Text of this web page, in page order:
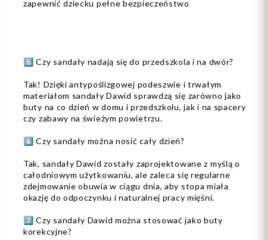
zapewnić dziecku pełne bezpieczeństwo
5️⃣ Czy sandały nadają się do przedszkola i na dwór?
Tak! Dzięki antypoślizgowej podeszwie i trwałym
materiałom sandały Dawid sprawdzą się zarówno jako
buty na co dzień w domu i przedszkolu, jak i na spacery
czy zabawy na świeżym powietrzu.
6️⃣ Czy sandały można nosić cały dzień?
Tak, sandały Dawid zostały zaprojektowane z myślą o
całodniowym użytkowaniu, ale zaleca się regularne
zdejmowanie obuwia w ciągu dnia, aby stopa miała
okazję do odpoczynku i naturalnej pracy mięśni.
7️⃣ Czy sandały Dawid można stosować jako buty
korekcyjne?